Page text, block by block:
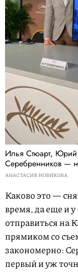
Илья Стюарт,
Серебренников —
АНАСТАСИЯ НОВИКОВА
Каково это —
время, да еще и
отправиться на
прямиком со
закономерно:
первый и уж